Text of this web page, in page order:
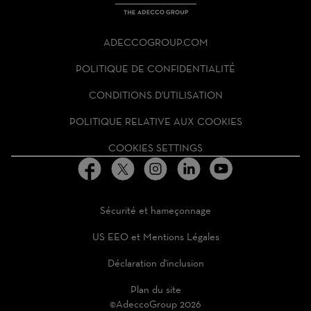
GROUP
HOMEPAGE
ADECCOGROUP.COM
POLITIQUE DE CONFIDENTIALITÉ
CONDITIONS D'UTILISATION
POLITIQUE RELATIVE AUX COOKIES
COOKIES SETTINGS
Sécurité et hameçonnage
US EEO et Mentions Légales
Déclaration d'inclusion
Plan du site
©AdeccoGroup 2026